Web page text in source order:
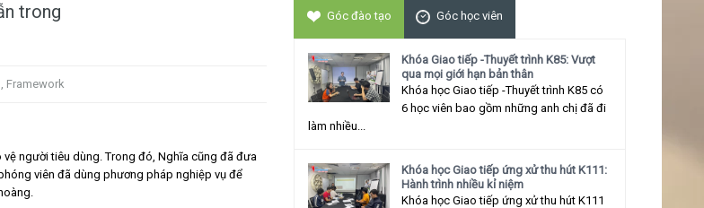
trong
, Framework
người tiêu dùng. Trong đó, Nghĩa cũng đã đưa
viên đã dùng phương pháp nghiệp vụ để
Góc đào tạo Góc học viên
Khóa Giao tiếp -Thuyết trình K85: Vượt
qua mọi giới hạn bản thân
Khóa học Giao tiếp -Thuyết trình K85 có
6 học viên bao gồm những anh chị đã đi
làm nhiều...
Khóa học Giao tiếp ứng xử thu hút K111:
Hành trình nhiều kỉ niệm
Khóa học Giao tiếp ứng xử thu hút K111